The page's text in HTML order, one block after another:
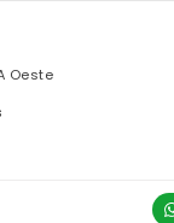
Oeste